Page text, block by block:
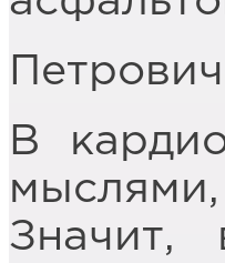
В
мыслями,
Значит,